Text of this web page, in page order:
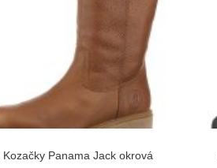
Kozačky Panama Jack okrová